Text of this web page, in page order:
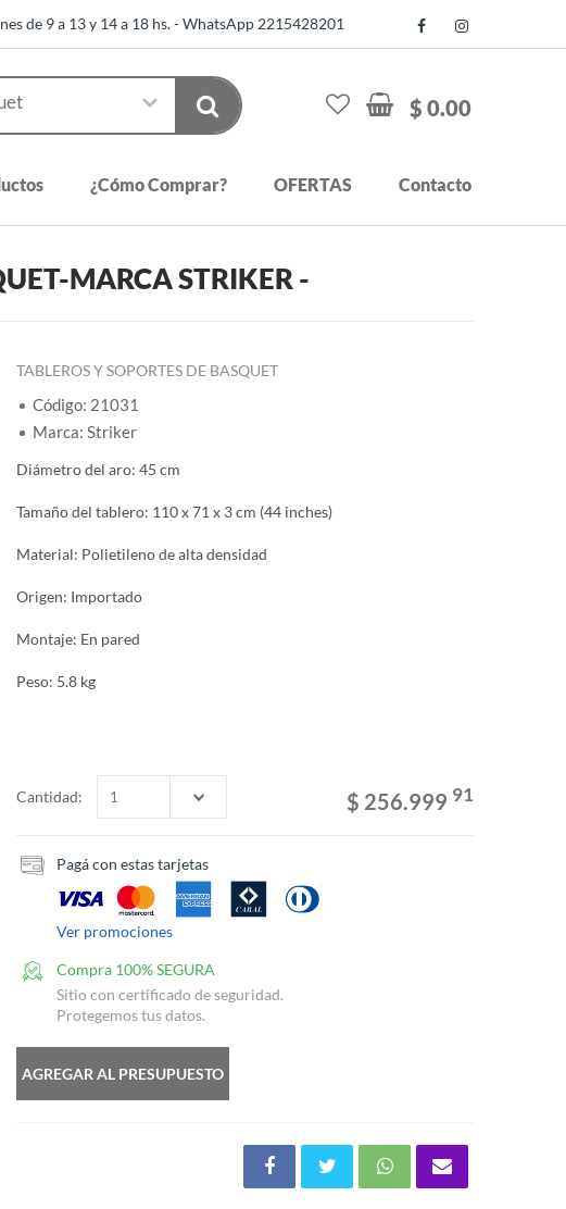
de 9 a 13 y 14 a 18 hs. - WhatsApp 2215428201
$ 0.00
¿Cómo Comprar? OFERTAS Contacto
MARCA STRIKER -
TABLEROS Y SOPORTES DE BASQUET
Código: 21031
Marca: Striker
Diámetro del aro: 45 cm
Tamaño del tablero: 110 x 71 x 3 cm (44 inches)
Material: Polietileno de alta densidad
Origen: Importado
Montaje: En pared
Peso: 5.8 kg
Cantidad: $ 256.999 91
Pagá con estas tarjetas
Ver promociones
Compra 100% SEGURA
Sitio con certificado de seguridad.
Protegemos tus datos.
AGREGAR AL PRESUPUESTO